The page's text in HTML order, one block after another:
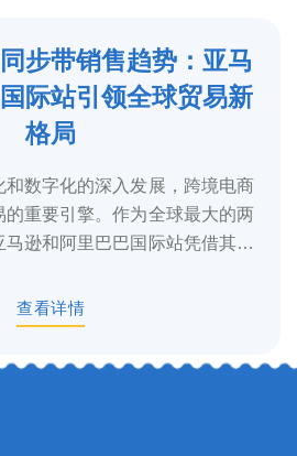
步带销售趋势：亚马
际站引领全球贸易新
格局
数字化的深入发展，跨境电商
重要引擎。作为全球最大的两
逊和阿里巴巴国际站凭借其庞
查看详情